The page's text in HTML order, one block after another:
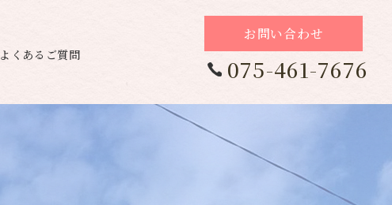
よくあるご質問
お問い合わせ
075-461-7676